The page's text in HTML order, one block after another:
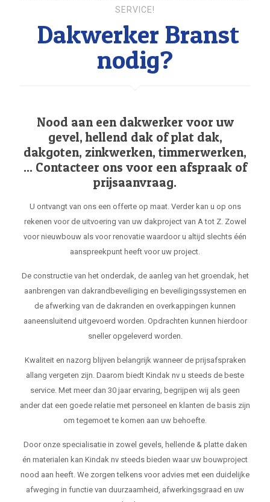
SERVICE!
Dakwerker Branst
nodig?
Nood aan een dakwerker voor uw
gevel, hellend dak of plat dak,
dakgoten, zinkwerken, timmerwerken,
... Contacteer ons voor een afspraak of
prijsaanvraag.
U ontvangt van ons een offerte op maat. Verder kan u op ons
rekenen voor de uitvoering van uw dakproject van A tot Z. Zowel
voor nieuwbouw als voor renovatie waardoor u altijd slechts één
aanspreekpunt heeft voor uw project.
De constructie van het onderdak, de aanleg van het groendak, het
aanbrengen van dakrandbeveiliging en beveiligingssystemen en
de afwerking van de dakranden en overkappingen kunnen
aaneensluitend uitgevoerd worden. Opdrachten kunnen hierdoor
sneller opgeleverd worden.
Kwaliteit en nazorg blijven belangrijk wanneer de prijsafspraken
allang vergeten zijn. Daarom biedt Kindak nv u steeds de beste
service. Met meer dan 30 jaar ervaring, begrijpen wij als geen
ander dat een goede relatie met personeel en klanten de basis zijn
om tegemoet te komen aan uw behoefte.
Door onze specialisatie in zowel gevels, hellende & platte daken
én materialen kan Kindak nv steeds bieden waar uw bouwproject
nood aan heeft. We zorgen telkens voor advies met een duidelijke
afweging in functie van duurzaamheid, afwerkingsgraad en uw